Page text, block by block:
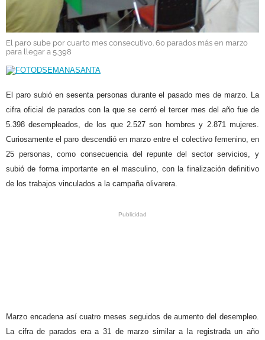
El paro sube por cuarto mes consecutivo. 60 parados más en marzo
para llegar a 5.398
El paro subió en sesenta personas durante el pasado mes de marzo. La
cifra oficial de parados con la que se cerró el tercer mes del año fue de
5.398 desempleados, de los que 2.527 son hombres y 2.871 mujeres.
Curiosamente el paro descendió en marzo entre el colectivo femenino, en
25 personas, como consecuencia del repunte del sector servicios, y
subió de forma importante en el masculino, con la finalización definitivo
de los trabajos vinculados a la campaña olivarera.
Marzo encadena así cuatro meses seguidos de aumento del desempleo.
La cifra de parados era a 31 de marzo similar a la registrada un año